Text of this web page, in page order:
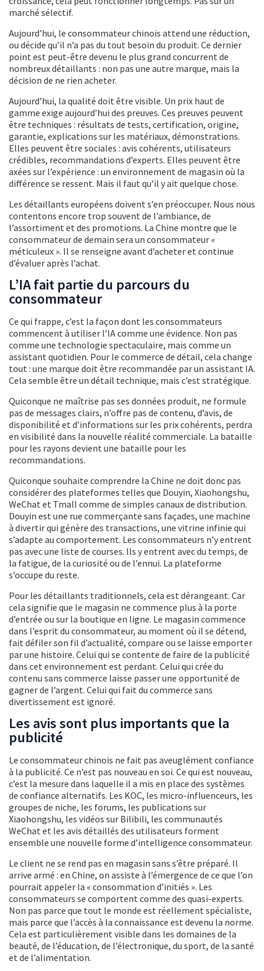
marché sélectif.
Aujourd’hui, le consommateur chinois attend une réduction,
ou décide qu’il n’a pas du tout besoin du produit. Ce dernier
point est peut-être devenu le plus grand concurrent de
nombreux détaillants : non pas une autre marque, mais la
décision de ne rien acheter.
Aujourd’hui, la qualité doit être visible. Un prix haut de
gamme exige aujourd’hui des preuves. Ces preuves peuvent
être techniques : résultats de tests, certification, origine,
garantie, explications sur les matériaux, démonstrations.
Elles peuvent être sociales : avis cohérents, utilisateurs
crédibles, recommandations d’experts. Elles peuvent être
axées sur l’expérience : un environnement de magasin où la
différence se ressent. Mais il faut qu’il y ait quelque chose.
Les détaillants européens doivent s’en préoccuper. Nous nous
contentons encore trop souvent de l’ambiance, de
l’assortiment et des promotions. La Chine montre que le
consommateur de demain sera un consommateur «
méticuleux ». Il se renseigne avant d’acheter et continue
d’évaluer après l’achat.
L’IA fait partie du parcours du
consommateur
Ce qui frappe, c’est la façon dont les consommateurs
commencent à utiliser l’IA comme une évidence. Non pas
comme une technologie spectaculaire, mais comme un
assistant quotidien. Pour le commerce de détail, cela change
tout : une marque doit être recommandée par un assistant IA.
Cela semble être un détail technique, mais c’est stratégique.
Quiconque ne maîtrise pas ses données produit, ne formule
pas de messages clairs, n’offre pas de contenu, d’avis, de
disponibilité et d’informations sur les prix cohérents, perdra
en visibilité dans la nouvelle réalité commerciale. La bataille
pour les rayons devient une bataille pour les
recommandations.
Quiconque souhaite comprendre la Chine ne doit donc pas
considérer des plateformes telles que Douyin, Xiaohongshu,
WeChat et Tmall comme de simples canaux de distribution.
Douyin est une rue commerçante sans façades, une machine
à divertir qui génère des transactions, une vitrine infinie qui
s’adapte au comportement. Les consommateurs n’y entrent
pas avec une liste de courses. Ils y entrent avec du temps, de
la fatigue, de la curiosité ou de l’ennui. La plateforme
s’occupe du reste.
Pour les détaillants traditionnels, cela est dérangeant. Car
cela signifie que le magasin ne commence plus à la porte
d’entrée ou sur la boutique en ligne. Le magasin commence
dans l’esprit du consommateur, au moment où il se détend,
fait défiler son fil d’actualité, compare ou se laisse emporter
par une histoire. Celui qui se contente de faire de la publicité
dans cet environnement est perdant. Celui qui crée du
contenu sans commerce laisse passer une opportunité de
gagner de l’argent. Celui qui fait du commerce sans
divertissement est ignoré.
Les avis sont plus importants que la
publicité
Le consommateur chinois ne fait pas aveuglément confiance
à la publicité. Ce n’est pas nouveau en soi. Ce qui est nouveau,
c’est la mesure dans laquelle il a mis en place des systèmes
de confiance alternatifs. Les KOC, les micro-influenceurs, les
groupes de niche, les forums, les publications sur
Xiaohongshu, les vidéos sur Bilibili, les communautés
WeChat et les avis détaillés des utilisateurs forment
ensemble une nouvelle forme d’intelligence consommateur.
Le client ne se rend pas en magasin sans s’être préparé. Il
arrive armé : en Chine, on assiste à l’émergence de ce que l’on
pourrait appeler la « consommation d’initiés ». Les
consommateurs se comportent comme des quasi-experts.
Non pas parce que tout le monde est réellement spécialiste,
mais parce que l’accès à la connaissance est devenu la norme.
Cela est particulièrement visible dans les domaines de la
beauté, de l’éducation, de l’électronique, du sport, de la santé
et de l’alimentation.